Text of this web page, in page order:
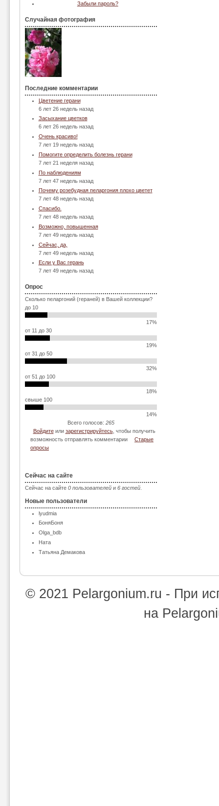
Забыли пароль?
Случайная фотография
Последние комментарии
Цветение герани
6 лет 26 недель назад
Засыхание цветков
6 лет 26 недель назад
Очень красиво!
7 лет 19 недель назад
Помогите определить болезнь герани
7 лет 21 неделя назад
По наблюдениям
7 лет 47 недель назад
Почему розебудная пеларгония плохо цветет
7 лет 48 недель назад
Спасибо.
7 лет 48 недель назад
Возможно, повышенная
7 лет 49 недель назад
Сейчас, да,
7 лет 49 недель назад
Если у Вас герань
7 лет 49 недель назад
Опрос
Сколько пеларгоний (гераней) в Вашей коллекции?
до 10
17%
от 11 до 30
19%
от 31 до 50
32%
от 51 до 100
18%
свыше 100
14%
Всего голосов: 265
Войдитеили зарегистрируйтесь, чтобы получить
возможность отправлять комментарии
Старые
опросы
Сейчас на сайте
Сейчас на сайте 0 пользователей и 6 гостей
Новые пользователи
lyudmia
БоняБоня
Olga_bdb
Ната
Татьяна Демакова
© 2021 Pelargonium.ru - При
на